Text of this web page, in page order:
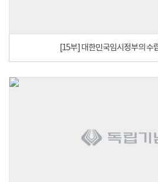
[15부] 대한민국임시정부의 수